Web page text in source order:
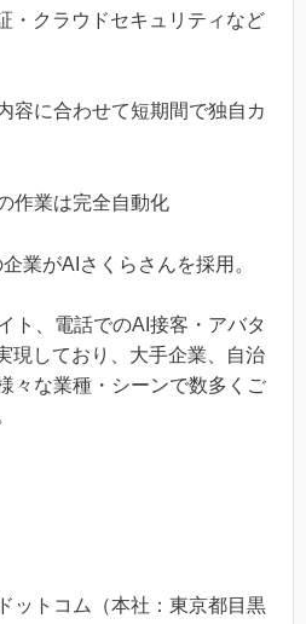
・クラウドセキュリティなど
容に合わせて短期間で独自カ
作業は完全自動化
業がAIさくらさんを採用。
ト、電話でのAI接客・アバタ
現しており、大手企業、自治
々な業種・シーンで数多くご
ットコム（本社：東京都目黒